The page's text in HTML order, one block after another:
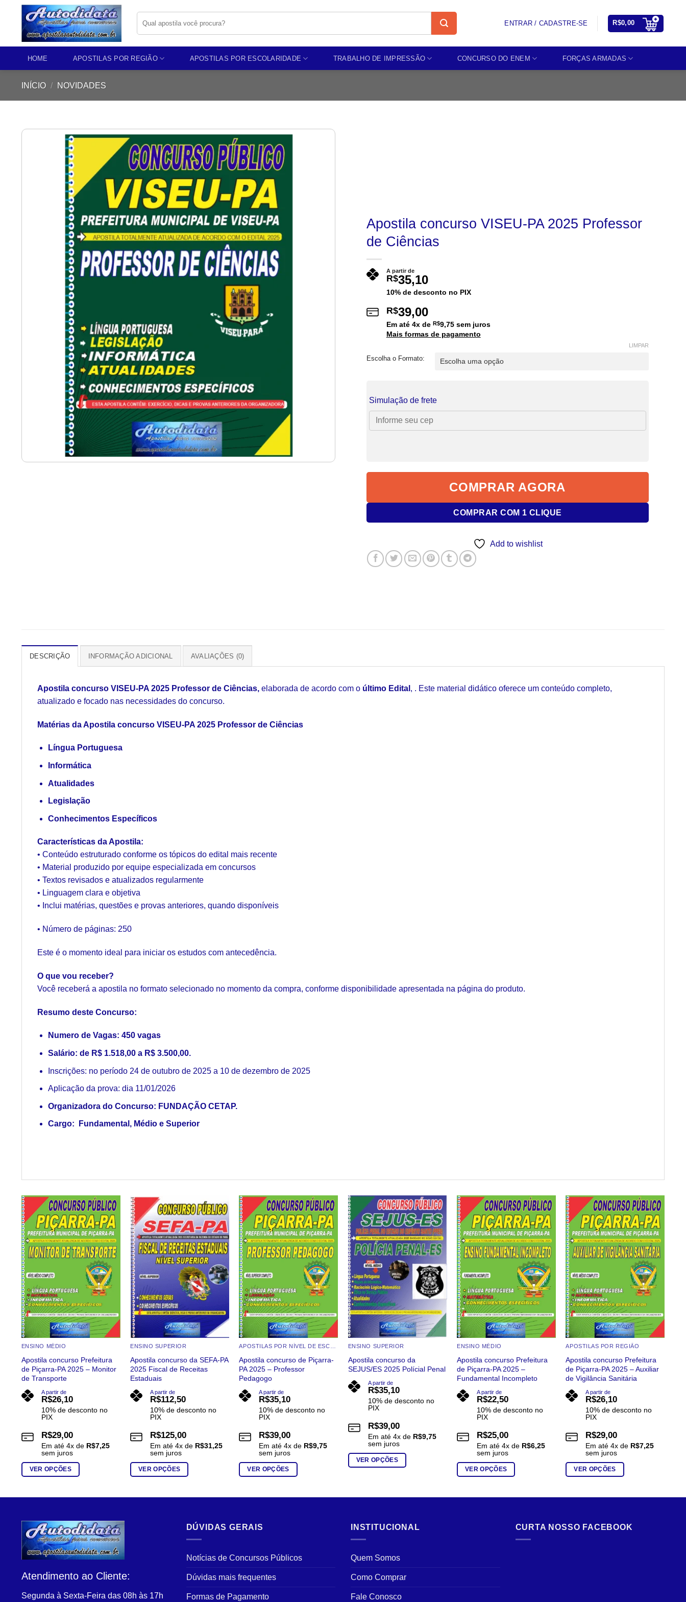
content
por:
ENTRAR / CADASTRE-SE R$0,00
HOME APOSTILAS POR REGIÃO APOSTILAS POR ESCOLARIDADE TRABALHO DE IMPRESSÃO CONCURSO DO ENEM FORÇAS ARMADAS
INÍCIO / NOVIDADES
Apostila concurso VISEU-PA 2025 Professor
de Ciências
A partir de
R$35,10
10% de desconto no PIX
R$39,00
Em até 4x de R$9,75sem juros
Mais formas de pagamento
Escolha o Formato:
LIMPAR
Simulação de frete
COMPRAR AGORA
COMPRAR COM 1 CLIQUE
Add to wishlist
DESCRIÇÃO INFORMAÇÃO ADICIONAL AVALIAÇÕES (0)
Apostila concurso VISEU-PA 2025 Professor de Ciências, elaborada de acordo com o último Edital , . Este material didático oferece um conteúdo completo,
atualizado e focado nas necessidades do concurso.
Matérias da Apostila concurso VISEU-PA 2025 Professor de Ciências
Língua Portuguesa
Informática
Atualidades
Legislação
Conhecimentos Específicos
Características da Apostila:
• Conteúdo estruturado conforme os tópicos do edital mais recente
• Material produzido por equipe especializada em concursos
• Textos revisados e atualizados regularmente
• Linguagem clara e objetiva
• Inclui matérias, questões e provas anteriores, quando disponíveis
• Número de páginas: 250
Este é o momento ideal para iniciar os estudos com antecedência.
O que vou receber?
Você receberá a apostila no formato selecionado no momento da compra, conforme disponibilidade apresentada na página do produto.
Resumo deste Concurso:
Numero de Vagas: 450 vagas
Salário: de R$ 1.518,00 a R$ 3.500,00.
Inscrições: no período 24 de outubro de 2025 a 10 de dezembro de 2025
Aplicação da prova: dia 11/01/2026
Organizadora do Concurso: FUNDAÇÃO CETAP.
Cargo: Fundamental, Médio e Superior
Add to
wishlist
ENSINO MÉDIO
Apostila concurso Prefeitura
de Piçarra-PA 2025 – Monitor
de Transporte
A partir de
R$26,10
10% de desconto no
PIX
R$29,00
Em até 4x de R$7,25
sem juros
VER OPÇÕES
variantes.
As
opções
ser
na
Add to
wishlist
ENSINO SUPERIOR
Apostila concurso da SEFA-PA
2025 Fiscal de Receitas
Estaduais
A partir de
R$112,50
10% de desconto no
PIX
R$125,00
Em até4x de R$31,25
sem juros
VER OPÇÕES
na
Add to
wishlist
Apostila concurso de Piçarra-
PA 2025 – Professor
Pedagogo
A partir de
R$35,10
10% de desconto no
PIX
R$39,00
Em até4x de R$9,75
sem juros
VER OPÇÕES
variantes.
ser
na
Add to
wishlist
ENSINO SUPERIOR
Apostila concurso da
SEJUS/ES 2025 Polícial Penal
A partir de
R$35,10
10% de desconto no
PIX
R$39,00
Em até 4x de R$9,75
sem juros
VER OPÇÕES
tem
As
podem
escolhidas
Add to
wishlist
ENSINO MÉDIO
Apostila concurso Prefeitura
de Piçarra-PA 2025 –
Fundamental Incompleto
A partir de
R$22,50
10% de desconto no
PIX
R$25,00
Em até4x de R$6,25
sem juros
VER OPÇÕES
Add to
wishlist
APOSTILAS POR REGIÃO
Apostila concurso Prefeitura
de Piçarra-PA 2025 – Auxiliar
de Vigilância Sanitária
A partir de
R$26,10
10% de desconto no
PIX
R$29,00
Em até4x de R$7,25
sem juros
VER OPÇÕES
variantes.
Atendimento ao Cliente:
Segunda à Sexta-Feira das 08h às 17h
DÚVIDAS GERAIS
Notícias de Concursos Públicos
Dúvidas mais frequentes
Formas de Pagamento
INSTITUCIONAL
Quem Somos
Como Comprar
Fale Conosco
CURTA NOSSO FACEBOOK